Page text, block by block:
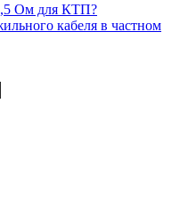
Ом для КТП?
кабеля в частном